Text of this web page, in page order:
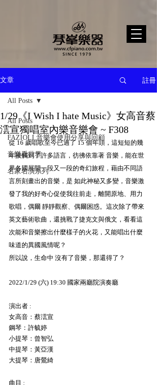
文章 註冊
All Posts
FAZIOLI 音樂會使用分享與回顧
音樂看世界
名家名演系列
All Posts
1/29《I Wish I hate Music》女高音蔡
澐宣獨唱室內樂音樂會 ~ F308
從 16 歲唱歌至今已過了 15 個年頭，這短短的幾
年接觸到了許多語言，彷彿依靠著 音樂，能在世
界各國展開一段又一段的奇幻旅程，藉由不同語
言所刻畫出的音樂，是 如此神秘又多變，音樂激
發了我的好奇心促使我往前走，離開原地、用力
歌唱，偶爾 靜靜觀察、偶爾困惑。這次除了帶來
英文藝術歌曲，還挑戰了捷克文與俄文，看看這
次能和音樂擦出什麼樣子的火花，又能唱出什麼
味道的異國風情呢？
所以說，生命中 沒有了音樂，那還得了？
2022/1/29 (六) 19:30 國家兩廳院演奏廳
演出者 :
女高音：蔡澐宣
鋼琴：許毓婷
小提琴：曾智弘
中提琴：黃亞漢
大提琴：唐鶯綺
曲目 :